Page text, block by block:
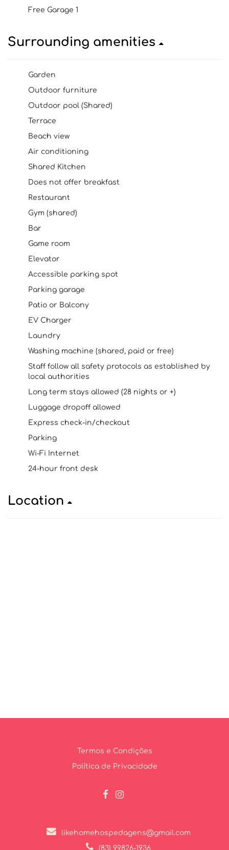
Free Garage 1
Surrounding amenities
Garden
Outdoor furniture
Outdoor pool (Shared)
Terrace
Beach view
Air conditioning
Shared Kitchen
Does not offer breakfast
Restaurant
Gym (shared)
Bar
Game room
Elevator
Accessible parking spot
Parking garage
Patio or Balcony
EV Charger
Laundry
Washing machine (shared, paid or free)
Staff follow all safety protocols as established by
local authorities
Long term stays allowed (28 nights or +)
Luggage dropoff allowed
Express check-in/checkout
Parking
Wi-Fi Internet
24-hour front desk
Location
Termos e Condições
Política de Privacidade
likehomehospedagens@gmail.com
(83) 99826-1936